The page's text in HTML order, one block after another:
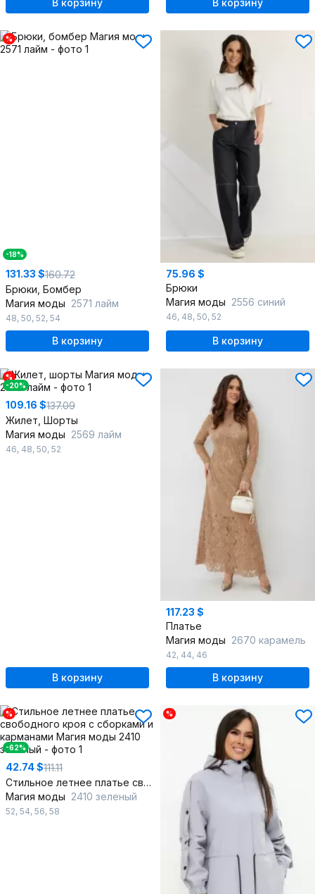
В корзину В корзину
%
-18%
131.33 $160.72
Брюки, Бомбер
Магия моды 2571 лайм
48, 50, 52, 54
В корзину
75.96 $
Брюки
Магия моды 2556 синий
46, 48, 50, 52
В корзину
%
-20%
109.16 $137.09
Жилет, Шорты
Магия моды 2569 лайм
46, 48, 50, 52
В корзину
117.23 $
Платье
Магия моды 2670 карамель
42, 44, 46
В корзину
%
-62%
42.74 $111.11
Стильное летнее платье свободного кроя с сборками и карманами
Магия моды 2410 зеленый
52, 54, 56, 58
%